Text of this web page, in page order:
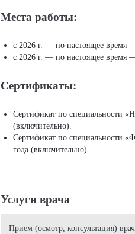
Места работы:
с 2026 г. — по настоящее время
с 2026 г. — по настоящее время
Сертификаты:
Сертификат по специальности
(включительно).
Сертификат по специальности
года (включительно).
Услуги врача
Прием (осмотр, консультация)